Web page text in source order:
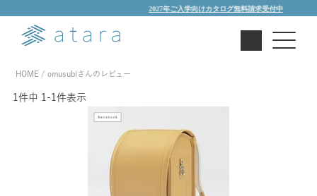
2027年ご入学向けカタログ無料請求受付中
HOME omusubiさんのレビュー
1 件中 1 -1 件表示